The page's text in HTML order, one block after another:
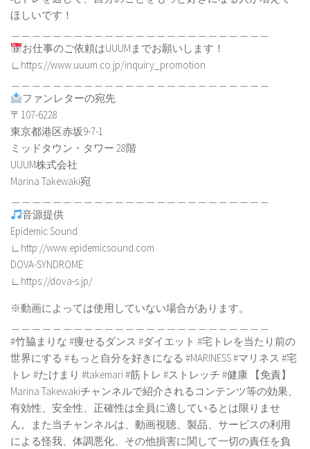
ほしいです！
お仕事のご依頼はUUUMまでお願いします！
∟https://www.uuum.co.jp/inquiry_promotion
ファンレターの宛先
〒107-6228
東京都港区赤坂9-7-1
ミッドタウン・タワー 28階
UUUM株式会社
Marina Takewaki宛
音源提供
Epidemic Sound
∟http://www.epidemicsound.com
DOVA-SYNDROME
∟https://dova-s.jp/
※動画によっては使用していない場合があります。
#竹脇まりな #痩せるダンス #ダイエット #宅トレを当たり前の
世界にする #もっと自分を好きになる #MARINESS #マリネス #宅
トレ #たけまり #takemari #筋トレ #ストレッチ #健康 【免責】
Marina Takewakiチャンネルで紹介されるコンテンツ等の効果、
有効性、安全性、正確性は全員に適しているとは限りませ
ん。また当チャンネルは、動画視聴、製品、サービスの利用
による怪我、体調悪化、その他損害に関して一切の責任を負